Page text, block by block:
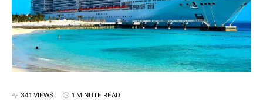
341 VIEWS 1 MINUTE READ